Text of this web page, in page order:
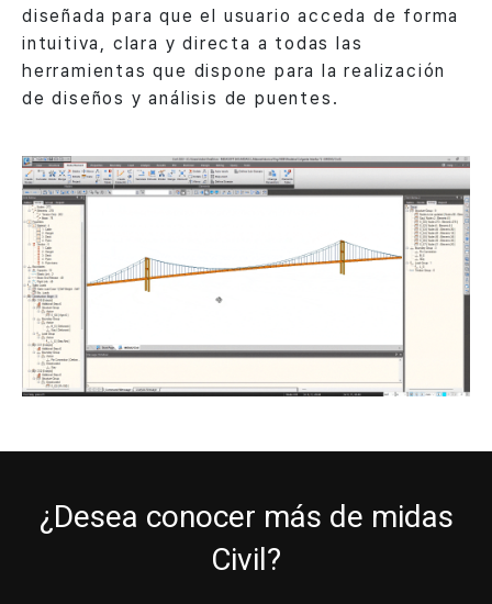
diseñada para que el usuario acceda de forma
intuitiva, clara y directa a todas las
herramientas que dispone para la realización
de diseños y análisis de puentes.
¿Desea conocer más de midas
Civil?